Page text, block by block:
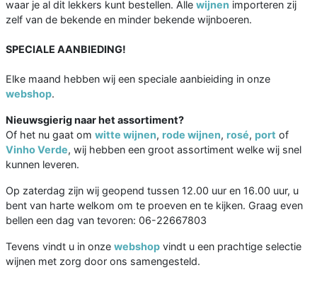
waar je al dit lekkers kunt bestellen. Alle wijnen importeren zij
zelf van de bekende en minder bekende wijnboeren.
SPECIALE AANBIEDING!
Elke maand hebben wij een speciale aanbieiding in onze
webshop.
Nieuwsgierig naar het assortiment?
Of het nu gaat om witte wijnen, rode wijnen, rosé, port of
Vinho Verde, wij hebben een groot assortiment welke wij snel
kunnen leveren.
Op zaterdag zijn wij geopend tussen 12.00 uur en 16.00 uur, u
bent van harte welkom om te proeven en te kijken. Graag even
bellen een dag van tevoren: 06-22667803
Tevens vindt u in onze webshop vindt u een prachtige selectie
wijnen met zorg door ons samengesteld.